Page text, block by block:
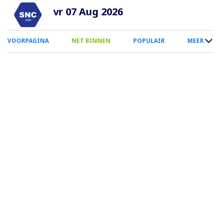
Overslaan
naar
inhoud
vr 07 Aug 2026
0
Smartphone
VOORPAGINA NET BINNEN POPULAIR MEER